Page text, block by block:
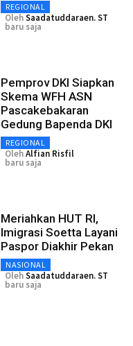
REGIONAL
OlehSaadatuddaraen. ST
baru saja
Pemprov DKI Siapkan
Skema WFH ASN
Pascakebakaran
Gedung Bapenda DKI
REGIONAL
OlehAlfian Risfil
baru saja
Meriahkan HUT RI,
Imigrasi Soetta Layani
Paspor Diakhir Pekan
NASIONAL
OlehSaadatuddaraen. ST
baru saja